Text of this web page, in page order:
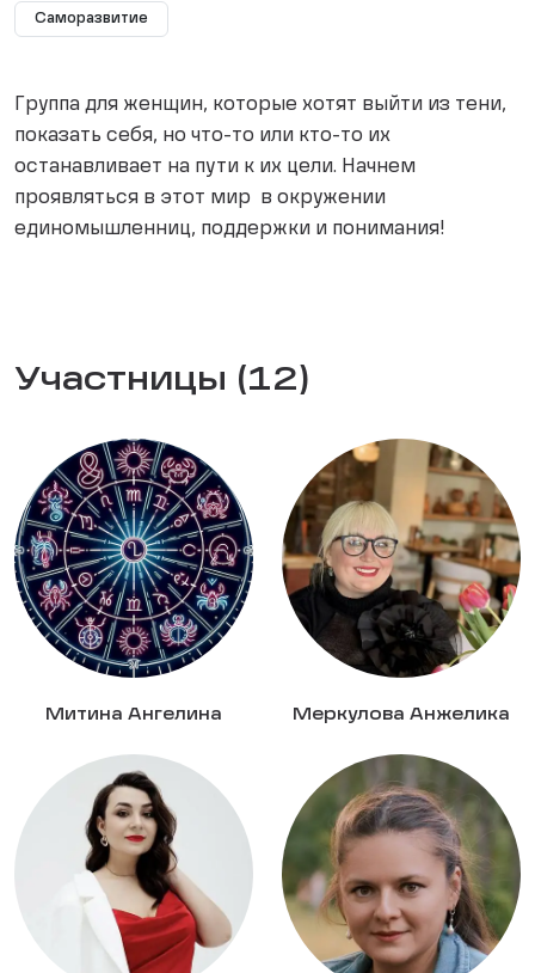
Саморазвитие
Группа для женщин, которые хотят выйти из тени,
показать себя, но что-то или кто-то их
останавливает на пути к их цели. Начнем
проявляться в этот мир в окружении
единомышленниц, поддержки и понимания!
Участницы (12)
Митина Ангелина Меркулова Анжелика